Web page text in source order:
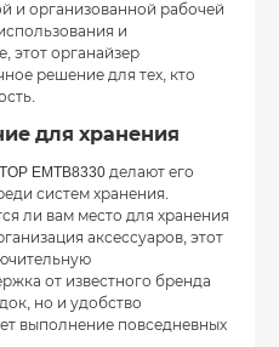
и организованной рабочей
и
этот органайзер
решение для тех, кто
для хранения
EMTB8330 делают его
систем хранения.
ли вам место для хранения
аксессуаров, этот
от известного бренда
но и удобство
выполнение повседневных